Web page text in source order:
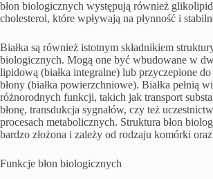
błon biologicznych występują również
cholesterol, które wpływają na płynność i
Białka są również istotnym składnikiem
biologicznych. Mogą one być wbudowane w
lipidową (białka integralne) lub przyczepione
błony (białka powierzchniowe). Białka pełnią
różnorodnych funkcji, takich jak transport
błonę, transdukcja sygnałów, czy też
procesach metabolicznych. Struktura błon
bardzo złożona i zależy od rodzaju komórki
Funkcje błon biologicznych